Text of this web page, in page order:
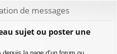
de messages
sujet ou poster une